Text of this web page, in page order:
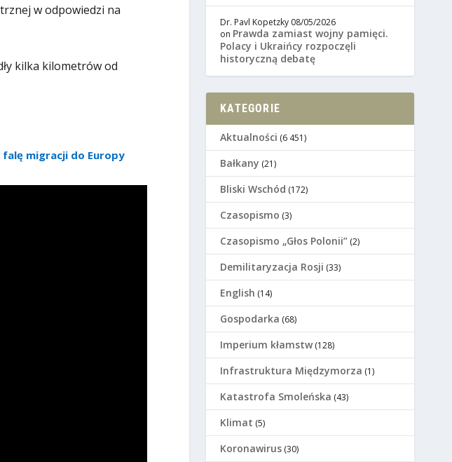
w odpowiedzi na
kilka kilometrów od
migracji do Europy
Dr. Pavl Kopetzky 08/05/2026
on Prawda zamiast wojny pamięci.
Polacy i Ukraińcy rozpoczęli
historyczną debatę
KATEGORIE
Aktualności (6 451)
Bałkany (21)
Bliski Wschód (172)
Czasopismo (3)
Czasopismo „Głos Polonii” (2)
Demilitaryzacja Rosji (33)
English (14)
Gospodarka (68)
Imperium kłamstw (128)
Infrastruktura Międzymorza (1)
Katastrofa Smoleńska (43)
Klimat (5)
Koronawirus (30)